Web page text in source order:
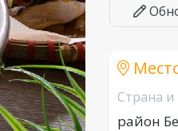
Страна и
район